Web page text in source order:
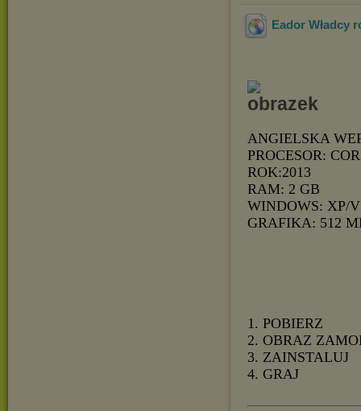
Eador Władcy
ANGIELSKA
PROCESOR:
ROK:2013
RAM: 2 GB
WINDOWS: XP/
GRAFIKA: 512
1. POBIERZ
2. OBRAZ
3. ZAINSTALUJ
4. GRAJ